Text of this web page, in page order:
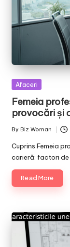
Posted
Afaceri
Femeia
provocări și
Posted
by
By Biz Woman
Cuprins Femeia
carieră: factori de
Read More